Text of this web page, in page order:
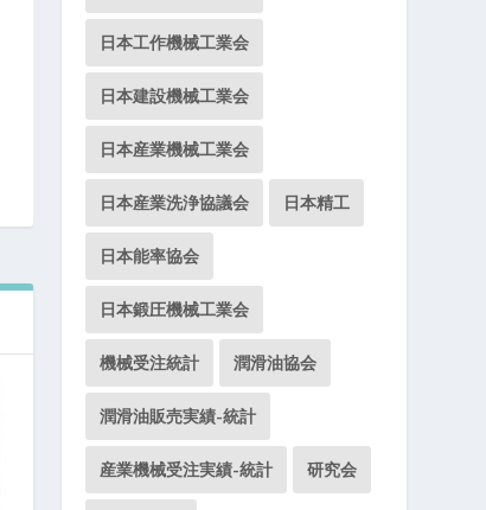
日本工作機械工業会
日本建設機械工業会
日本産業機械工業会
日本産業洗浄協議会 日本精工
日本能率協会
日本鍛圧機械工業会
機械受注統計 潤滑油協会
潤滑油販売実績-統計
産業機械受注実績-統計 研究会